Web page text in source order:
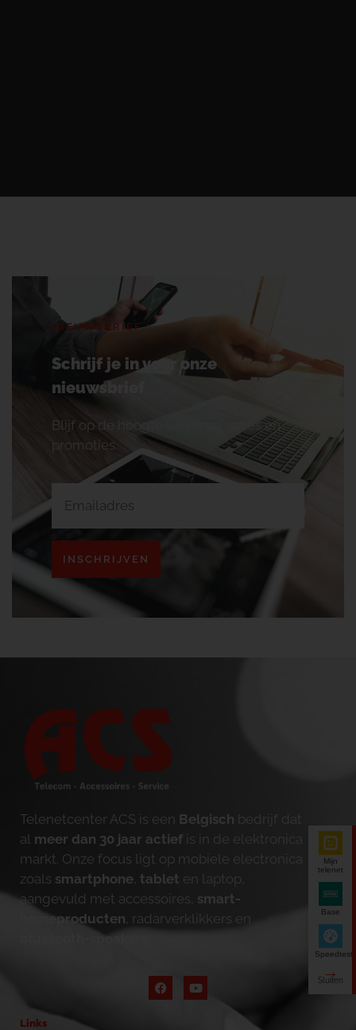
NIEUWSBRIEF
Schrijf je in voor onze
nieuwsbrief
Blijf op de hoogte van onze acties en
promoties.
INSCHRIJVEN
Telenetcenter ACS is een Belgisch bedrijf dat
al meer dan 30 jaar actief is in de elektronica
markt. Onze focus ligt op mobiele electronica
zoals smartphone tablet en laptop,
aangevuld met accessoires, smart-
homeproducten , radarverklikkers en
bluetooth-speakers
Links
Mijn
telenet
Base
Speedtest